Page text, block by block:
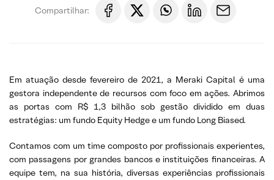
Compartilhar:
Em atuação desde fevereiro de 2021, a Meraki Capital é uma
gestora independente de recursos com foco em ações. Abrimos
as portas com R$ 1,3 bilhão sob gestão dividido em duas
estratégias: um fundo Equity Hedge e um fundo Long Biased.
Contamos com um time composto por profissionais experientes,
com passagens por grandes bancos e instituições financeiras. A
equipe tem, na sua história, diversas experiências profissionais